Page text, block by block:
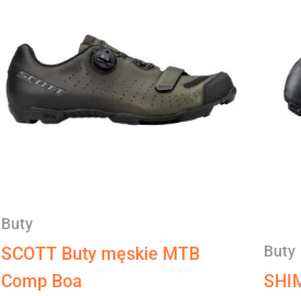
Buty
SCOTT Buty męskie MTB
Comp Boa
Buty